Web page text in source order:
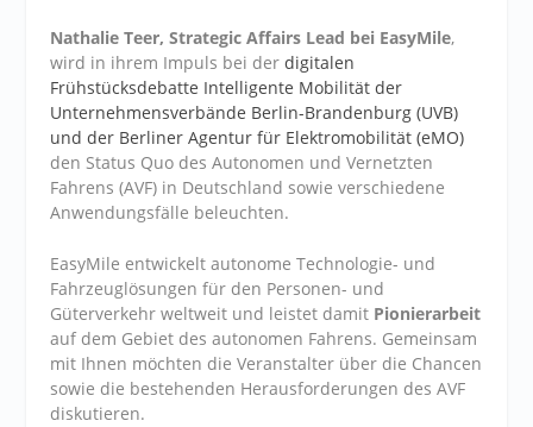
Nathalie Teer, Strategic Affairs Lead bei EasyMile,
wird in ihrem Impuls bei derdigitalen
Frühstücksdebatte Intelligente Mobilität der
Unternehmensverbände Berlin-Brandenburg (UVB)
und der Berliner Agentur für Elektromobilität (eMO)
den Status Quo des Autonomen und Vernetzten
Fahrens (AVF) in Deutschland sowie verschiedene
Anwendungsfälle beleuchten.
EasyMile entwickelt autonome Technologie- und
Fahrzeuglösungen für den Personen- und
Güterverkehr weltweit und leistet damit Pionierarbeit
auf dem Gebiet des autonomen Fahrens. Gemeinsam
mit Ihnen möchten die Veranstalter über die Chancen
sowie die bestehenden Herausforderungen des AVF
diskutieren.